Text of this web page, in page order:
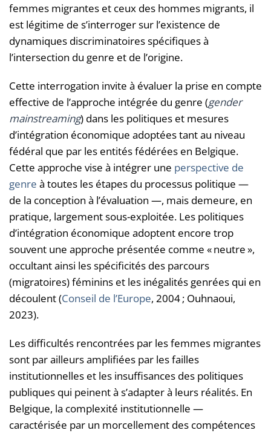
femmes migrantes et ceux des hommes migrants, il
est légitime de s’interroger sur l’existence de
dynamiques discriminatoires spécifiques à
l’intersection du genre et de l’origine.
Cette interrogation invite à évaluer la prise en compte
effective de l’approche intégrée du genre (gender
mainstreaming) dans les politiques et mesures
d’intégration économique adoptées tant au niveau
fédéral que par les entités fédérées en Belgique.
Cette approche vise à intégrer une perspective de
genre à toutes les étapes du processus politique —
de la conception à l’évaluation —, mais demeure, en
pratique, largement sous-exploitée. Les politiques
d’intégration économique adoptent encore trop
souvent une approche présentée comme « neutre »,
occultant ainsi les spécificités des parcours
(migratoires) féminins et les inégalités genrées qui en
découlent (Conseil de l’Europe, 2004 ; Ouhnaoui,
2023).
Les difficultés rencontrées par les femmes migrantes
sont par ailleurs amplifiées par les failles
institutionnelles et les insuffisances des politiques
publiques qui peinent à s’adapter à leurs réalités. En
Belgique, la complexité institutionnelle —
caractérisée par un morcellement des compétences